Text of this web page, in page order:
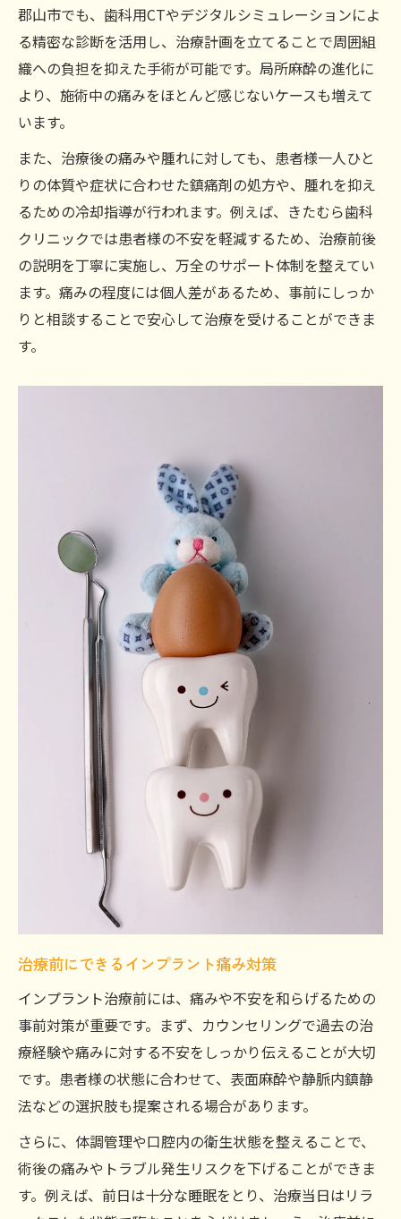
安心して進めるインプラントの個別プラン
作成
痛みや費用を考えたインプラント計画の立
て方
もし費用面で悩むなら活用したい支援策
インプラント費用を抑えるための支援策活
用法
分割払いやデンタルローンでインプラント
負担軽減
医療費控除でインプラント費用を賢く節約
する方法
費用面で選ぶインプラントの無理ない支払
インプラント以外の治療法と選択ポイント
ブリッジや入れ歯とインプラントの違いを
比較
インプラント治療が適さない場合の判断基
準
自身の健康状態に合わせた治療法選びの注
意点
保険適用の選択肢とインプラントのメリッ
ト整理
納得いくインプラント治療の秘訣を伝授
納得できるインプラント治療を選ぶための
コツ
インプラント治療で後悔しないための比較
ポイント
納得いくまで相談できるインプラント医院
の特徴
アフターケア充実のインプラントで長期安
心を実現
インプラント体験者の声を治療選びに活用
する方法
郡山市でも、歯科用CTやデジタルシミュレーションによ
る精密な診断を活用し、治療計画を立てることで周囲組
織への負担を抑えた手術が可能です。局所麻酔の進化に
より、施術中の痛みをほとんど感じないケースも増えて
います。
また、治療後の痛みや腫れに対しても、患者様一人ひと
りの体質や症状に合わせた鎮痛剤の処方や、腫れを抑え
るための冷却指導が行われます。例えば、きたむら歯科
クリニックでは患者様の不安を軽減するため、治療前後
の説明を丁寧に実施し、万全のサポート体制を整えてい
ます。痛みの程度には個人差があるため、事前にしっか
りと相談することで安心して治療を受けることができま
す。
治療前にできるインプラント痛み対策
インプラント治療前には、痛みや不安を和らげるための
事前対策が重要です。まず、カウンセリングで過去の治
療経験や痛みに対する不安をしっかり伝えることが大切
です。患者様の状態に合わせて、表面麻酔や静脈内鎮静
法などの選択肢も提案される場合があります。
さらに、体調管理や口腔内の衛生状態を整えることで、
術後の痛みやトラブル発生リスクを下げることができま
す。例えば、前日は十分な睡眠をとり、治療当日はリラ